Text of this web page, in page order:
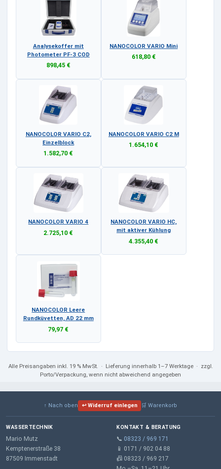
Analysekoffer mit
Photometer PF-3 COD
898,45 €
NANOCOLOR VARIO Mini
618,80 €
NANOCOLOR VARIO C2,
Einzelblock
1.582,70 €
NANOCOLOR VARIO C2 M
1.654,10 €
NANOCOLOR VARIO 4
2.725,10 €
NANOCOLOR VARIO HC,
mit aktiver Kühlung
4.355,40 €
NANOCOLOR Leere
Rundküvetten, AD 22 mm
79,97 €
Alle Preisangaben inkl. 19 % MwSt. · Lieferung innerhalb 1–7 Werktage · zzgl.
Porto/Verpackung, wenn nicht abweichend angegeben
↑ Nach oben ↩ Widerruf einlegen 🛒 Warenkorb
WASSERTECHNIK
Mario Mutz
Kemptenerstraße 38
87509 Immenstadt
KONTAKT & BERATUNG
📞 08323 / 969 171
📱 0171 / 902 04 88
📠 08323 / 969 217